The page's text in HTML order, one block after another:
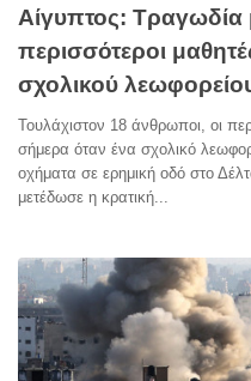
Αίγυπτος: Τραγωδία
περισσότεροι
σχολικού
Τουλάχιστον 18 άνθρωποι, οι
σήμερα όταν ένα σχολικό
οχήματα σε ερημική οδό στο
μετέδωσε η κρατική...